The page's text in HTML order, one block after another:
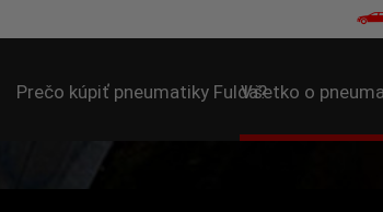
Prečo kúpiť pneumatiky Fulda?Všetko o